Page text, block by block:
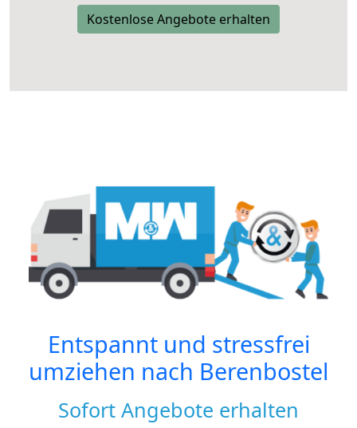
Kostenlose Angebote erhalten
Entspannt und stressfrei
umziehen nach Berenbostel
Sofort Angebote erhalten